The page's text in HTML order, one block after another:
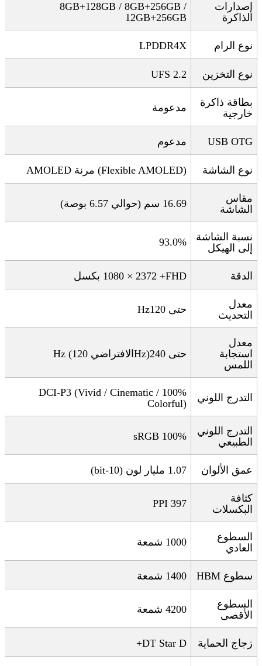
إصدارات
الذاكرة
8GB+128GB / 8GB+256GB /
12GB+256GB
نوع الرام LPDDR4X
نوع التخزين UFS 2.2
بطاقة ذاكرة
خارجية
مدعومة
USB OTG مدعوم
نوع الشاشة AMOLED مرنة (Flexible AMOLED)
مقاس
الشاشة
16.69 سم (حوالي 6.57 بوصة)
نسبة الشاشة
إلى الهيكل
93.0%
الدقة FHD+ 2372 × 1080 بكسل
معدل
التحديث
حتى 120 Hz
معدل
استجابة
اللمس
حتى 240 Hz ( الافتراضي 120 Hz)
التدرج اللوني
100% DCI-P3 (Vivid / Cinematic /
Colorful)
التدرج اللوني
الطبيعي
100% sRGB
عمق الألوان 1.07 مليار لون (10-bit)
كثافة
البكسلات
397 PPI
السطوع
العادي
1000 شمعة
سطوع HBM
1400 شمعة
السطوع
الأقصى
4200 شمعة
زجاج الحماية DT Star D+